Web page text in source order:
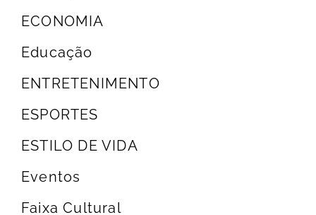
ECONOMIA
Educação
ENTRETENIMENTO
ESPORTES
ESTILO DE VIDA
Eventos
Faixa Cultural